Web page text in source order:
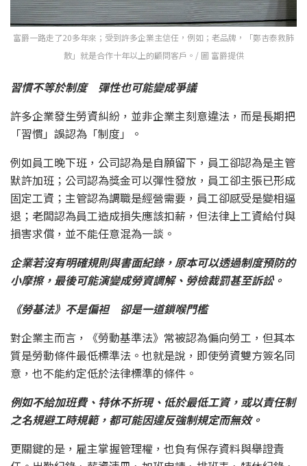
富爵一路走了20多年來；受到許多企業主信任，例如；老品牌，「鄭杏泰救肺
散」就是合作十年以上的顧問客戶。/ 圖 富爵提供
習慣不等於制度 彈性也可能變成爭議
許多企業發生勞資糾紛，並非企業主刻意違法，而是長期把
「習慣」誤認為「制度」。
例如員工晚下班，公司認為是自願留下，員工卻認為是主管
默許加班；公司認為獎金可以彈性發放，員工卻主張已形成
固定工資；主管認為調職是經營需要，員工卻感受是變相逼
退；老闆認為員工造成損失應該扣薪，但法律上工資給付與
損害求償，並不能任意混為一談。
企業若沒有明確規則與書面紀錄，原本可以透過制度預防的
小摩擦，最後可能演變成勞資調解、勞檢裁罰甚至訴訟。
《勞基法》不是偏袒 卻是一道鎖喉門檻
對企業主而言，《勞動基準法》常被認為偏向勞工，但其本
質是勞動條件最低標準法。也就是說，即使勞資雙方簽名同
意，也不能約定低於法律標準的條件。
例如不給加班費、特休不折現、低於最低工資，或以責任制
之名規避工時規範，都可能因違反強制規定而無效。
更關鍵的是，雇主掌握管理權，也負有保存資料與舉證責